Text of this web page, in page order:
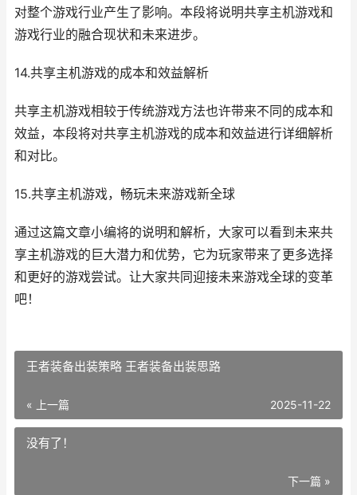
对整个游戏行业产生了影响。本段将说明共享主机游戏和
游戏行业的融合现状和未来进步。
14.共享主机游戏的成本和效益解析
共享主机游戏相较于传统游戏方法也许带来不同的成本和
效益，本段将对共享主机游戏的成本和效益进行详细解析
和对比。
15.共享主机游戏，畅玩未来游戏新全球
通过这篇文章小编将的说明和解析，大家可以看到未来共
享主机游戏的巨大潜力和优势，它为玩家带来了更多选择
和更好的游戏尝试。让大家共同迎接未来游戏全球的变革
吧！
王者装备出装策略 王者装备出装思路
« 上一篇 2025-11-22
没有了！
下一篇 »